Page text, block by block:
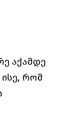
აქამდე
რომ